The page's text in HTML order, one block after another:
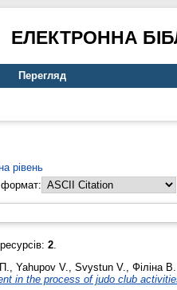
ЕЛЕКТРОННА
Перегляд
рівень
формат:
2.
, Yahupov V., Svystun V., Філіна
in the process of judo club